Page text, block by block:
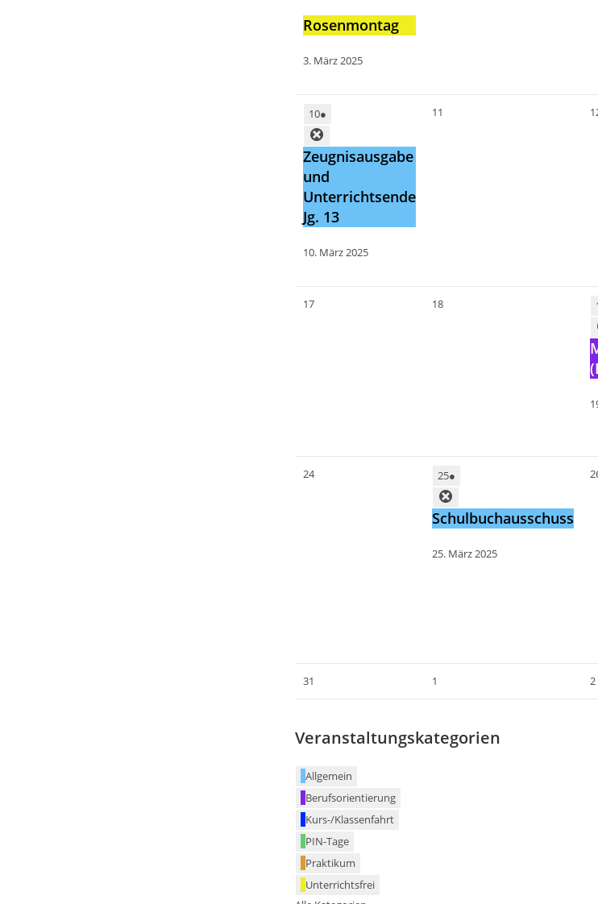
Rosenmontag
3. März 2025
10●
Zeugnisausgabe
und
Unterrichtsende
Jg. 13
10. März 2025
11
17 18
24 25●
Schulbuchausschuss
25. März 2025
31 1 2
Veranstaltungskategorien
Allgemein
Berufsorientierung
Kurs-/Klassenfahrt
PIN-Tage
Praktikum
Unterrichtsfrei